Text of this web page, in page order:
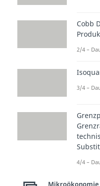
Cobb
2/4 –
3/4 –
4/4 –
Mikroökonomie